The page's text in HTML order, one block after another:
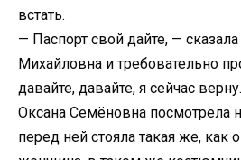
встать.
— Паспорт свой дайте, —
Михайловна и требовательно
давайте, давайте, я сейчас верну.
Оксана Семёновна посмотрела
перед ней стояла такая же, как